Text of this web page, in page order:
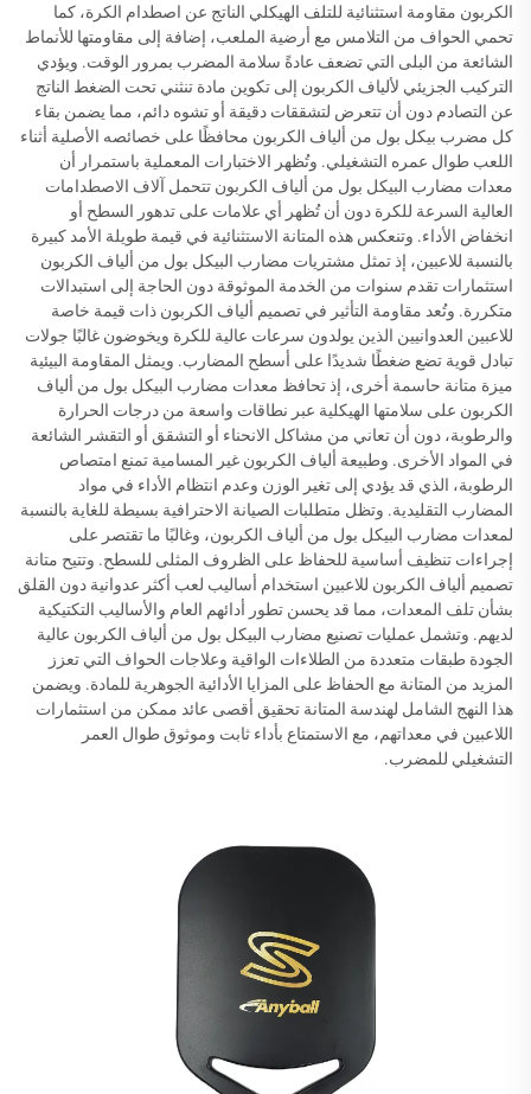
الكربون مقاومة استثنائية للتلف الهيكلي الناتج عن اصطدام الكرة، كما
تحمي الحواف من التلامس مع أرضية الملعب، إضافة إلى مقاومتها للأنماط
الشائعة من البلى التي تضعف عادةً سلامة المضرب بمرور الوقت. ويؤدي
التركيب الجزيئي لألياف الكربون إلى تكوين مادة تنثني تحت الضغط الناتج
عن التصادم دون أن تتعرض لتشققات دقيقة أو تشوه دائم، مما يضمن بقاء
كل مضرب بيكل بول من ألياف الكربون محافظًا على خصائصه الأصلية أثناء
اللعب طوال عمره التشغيلي. وتُظهر الاختبارات المعملية باستمرار أن
معدات مضارب البيكل بول من ألياف الكربون تتحمل آلاف الاصطدامات
العالية السرعة للكرة دون أن تُظهر أي علامات على تدهور السطح أو
انخفاض الأداء. وتنعكس هذه المتانة الاستثنائية في قيمة طويلة الأمد كبيرة
بالنسبة للاعبين، إذ تمثل مشتريات مضارب البيكل بول من ألياف الكربون
استثمارات تقدم سنوات من الخدمة الموثوقة دون الحاجة إلى استبدالات
متكررة. وتُعد مقاومة التأثير في تصميم ألياف الكربون ذات قيمة خاصة
للاعبين العدوانيين الذين يولدون سرعات عالية للكرة ويخوضون غالبًا جولات
تبادل قوية تضع ضغطًا شديدًا على أسطح المضارب. ويمثل المقاومة البيئية
ميزة متانة حاسمة أخرى، إذ تحافظ معدات مضارب البيكل بول من ألياف
الكربون على سلامتها الهيكلية عبر نطاقات واسعة من درجات الحرارة
والرطوبة، دون أن تعاني من مشاكل الانحناء أو التشقق أو التقشر الشائعة
في المواد الأخرى. وطبيعة ألياف الكربون غير المسامية تمنع امتصاص
الرطوبة، الذي قد يؤدي إلى تغير الوزن وعدم انتظام الأداء في مواد
المضارب التقليدية. وتظل متطلبات الصيانة الاحترافية بسيطة للغاية بالنسبة
لمعدات مضارب البيكل بول من ألياف الكربون، وغالبًا ما تقتصر على
إجراءات تنظيف أساسية للحفاظ على الظروف المثلى للسطح. وتتيح متانة
تصميم ألياف الكربون للاعبين استخدام أساليب لعب أكثر عدوانية دون القلق
بشأن تلف المعدات، مما قد يحسن تطور أدائهم العام والأساليب التكتيكية
لديهم. وتشمل عمليات تصنيع مضارب البيكل بول من ألياف الكربون عالية
الجودة طبقات متعددة من الطلاءات الواقية وعلاجات الحواف التي تعزز
المزيد من المتانة مع الحفاظ على المزايا الأدائية الجوهرية للمادة. ويضمن
هذا النهج الشامل لهندسة المتانة تحقيق أقصى عائد ممكن من استثمارات
اللاعبين في معداتهم، مع الاستمتاع بأداء ثابت وموثوق طوال العمر
التشغيلي للمضرب.